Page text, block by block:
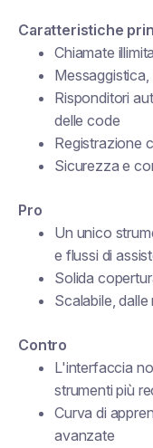
Caratteristiche
Chiamate
Risponditori
delle code
Registrazione
Sicurezza e
Pro
Un unico
e flussi di
Solida
Scalabile,
Contro
L'interfaccia
strumenti più
Curva di
avanzate